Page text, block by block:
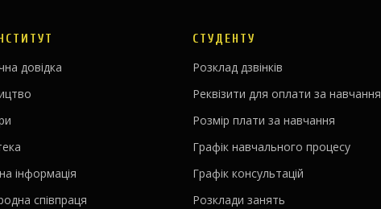
довідка
інформація
співпраця
СТУДЕНТУ
Розклад дзвінків
Реквізити для оплати за навчання
Розмір плати за навчання
Графік навчального процесу
Графік консультацій
Розклади занять